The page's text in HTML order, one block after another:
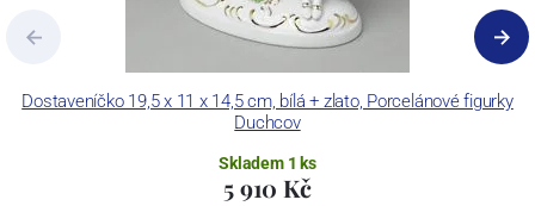
Dostaveníčko 19,5 x 11 x 14,5 cm, bílá + zlato, Porcelánové figurky
Duchcov
Skladem 1 ks
5 910 Kč